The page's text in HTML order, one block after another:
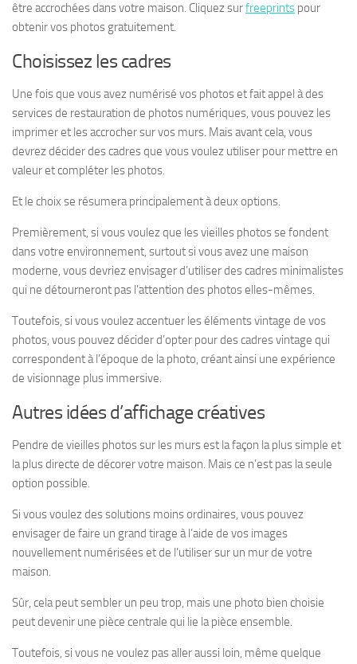
être accrochées dans votre maison. Cliquez surfreeprints pour
obtenir vos photos gratuitement.
Choisissez les cadres
Une fois que vous avez numérisé vos photos et fait appel à des
services de restauration de photos numériques, vous pouvez les
imprimer et les accrocher sur vos murs. Mais avant cela, vous
devrez décider des cadres que vous voulez utiliser pour mettre en
valeur et compléter les photos.
Et le choix se résumera principalement à deux options.
Premièrement, si vous voulez que les vieilles photos se fondent
dans votre environnement, surtout si vous avez une maison
moderne, vous devriez envisager d’utiliser des cadres minimalistes
qui ne détourneront pas l’attention des photos elles-mêmes.
Toutefois, si vous voulez accentuer les éléments vintage de vos
photos, vous pouvez décider d’opter pour des cadres vintage qui
correspondent à l’époque de la photo, créant ainsi une expérience
de visionnage plus immersive.
Autres idées d’affichage créatives
Pendre de vieilles photos sur les murs est la façon la plus simple et
la plus directe de décorer votre maison. Mais ce n’est pas la seule
option possible.
Si vous voulez des solutions moins ordinaires, vous pouvez
envisager de faire un grand tirage à l’aide de vos images
nouvellement numérisées et de l’utiliser sur un mur de votre
maison.
Sûr, cela peut sembler un peu trop, mais une photo bien choisie
peut devenir une pièce centrale qui lie la pièce ensemble.
Toutefois, si vous ne voulez pas aller aussi loin, même quelque